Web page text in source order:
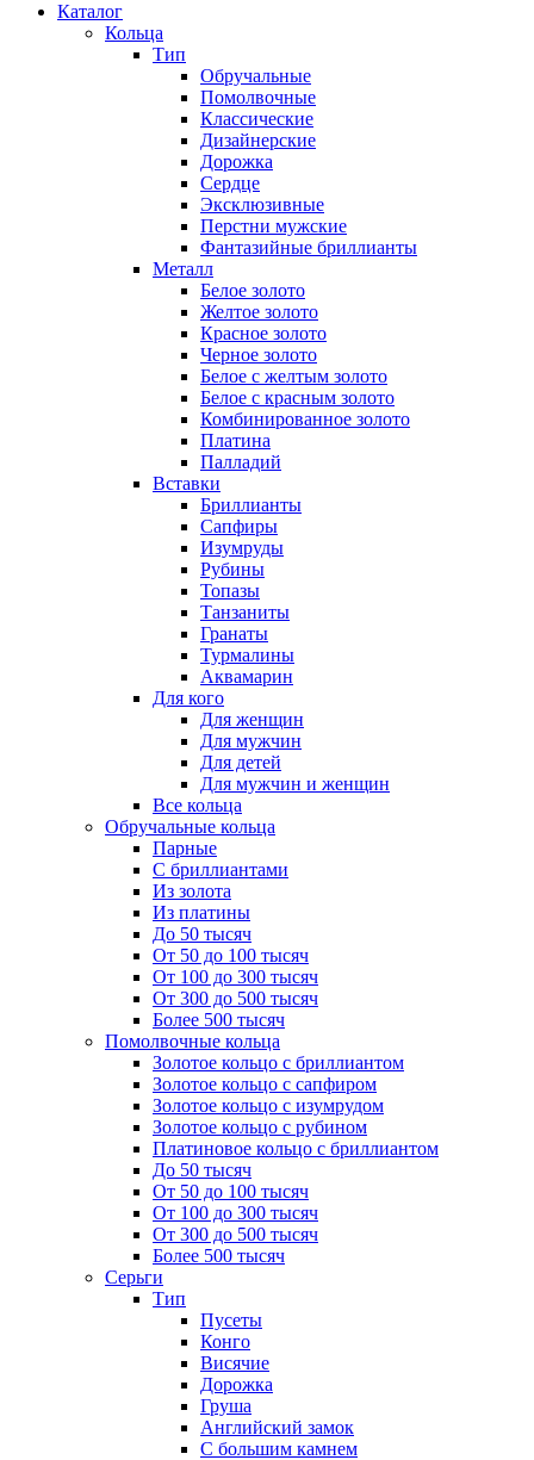
Каталог
Кольца
Тип
Обручальные
Помолвочные
Классические
Дизайнерские
Дорожка
Сердце
Эксклюзивные
Перстни мужские
Фантазийные бриллианты
Металл
Белое золото
Желтое золото
Красное золото
Черное золото
Белое с желтым золото
Белое с красным золото
Комбинированное золото
Платина
Палладий
Вставки
Бриллианты
Сапфиры
Изумруды
Рубины
Топазы
Танзаниты
Гранаты
Турмалины
Аквамарин
Для кого
Для женщин
Для мужчин
Для детей
Для мужчин и женщин
Все кольца
Обручальные кольца
Парные
С бриллиантами
Из золота
Из платины
До 50 тысяч
От 50 до 100 тысяч
От 100 до 300 тысяч
От 300 до 500 тысяч
Более 500 тысяч
Помолвочные кольца
Золотое кольцо с бриллиантом
Золотое кольцо с сапфиром
Золотое кольцо с изумрудом
Золотое кольцо с рубином
Платиновое кольцо с бриллиантом
До 50 тысяч
От 50 до 100 тысяч
От 100 до 300 тысяч
От 300 до 500 тысяч
Более 500 тысяч
Серьги
Тип
Пусеты
Конго
Висячие
Дорожка
Груша
Английский замок
С большим камнем